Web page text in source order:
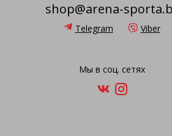
shop@arena-
Telegram Viber
Мы в соц. сетях